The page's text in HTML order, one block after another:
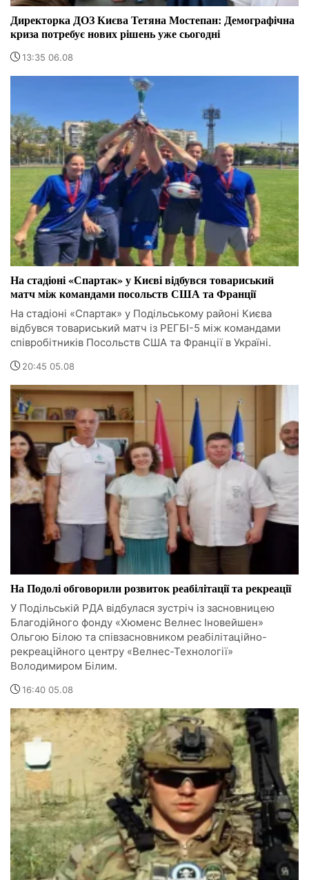
Директорка ДОЗ Києва Тетяна Мостепан: Демографічна
криза потребує нових рішень уже сьогодні
13:35 06.08
На стадіоні «Спартак» у Києві відбувся товариський
матч між командами посольств США та Франції
На стадіоні «Спартак» у Подільському районі Києва
відбувся товариський матч із РЕГБІ-5 між командами
співробітників Посольств США та Франції в Україні.
20:45 05.08
На Подолі обговорили розвиток реабілітації та рекреації
У Подільській РДА відбулася зустріч із засновницею
Благодійного фонду «Хюменс Велнес Іновейшен»
Ольгою Білою та співзасновником реабілітаційно-
рекреаційного центру «Велнес-Технології»
Володимиром Білим.
16:40 05.08